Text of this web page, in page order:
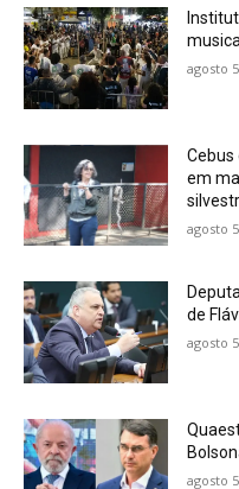
agosto
em
agosto
de
agosto
agosto